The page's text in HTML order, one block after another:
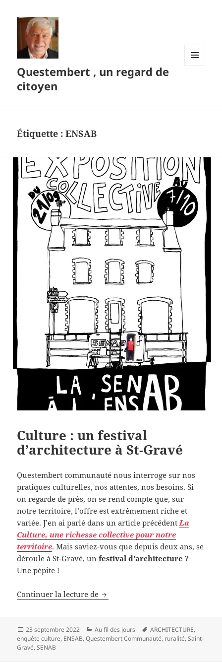
Questembert , un regard de
citoyen
Étiquette :ENSAB
Culture : un festival
d’architecture à St-Gravé
Questembert communauté nous interroge sur nos
pratiques culturelles, nos attentes, nos besoins. Si
on regarde de près, on se rend compte que, sur
notre territoire, l’offre est extrêmement riche et
variée. J’en ai parlé dans un article précédent La
Culture, une richesse collective pour notre
territoire. Mais saviez-vous que depuis deux ans, se
déroule à St-Gravé, unfestival d’architecture?
Une pépite !
Continuer la lecture de Culture : un festival
Publié
le
23 septembre 2022 Catégories
Au fil des jours
Mots-
clés
ARCHITECTURE,
enquête culture, ENSAB,Questembert Communauté, ruralité,Saint-
Gravé,SENAB